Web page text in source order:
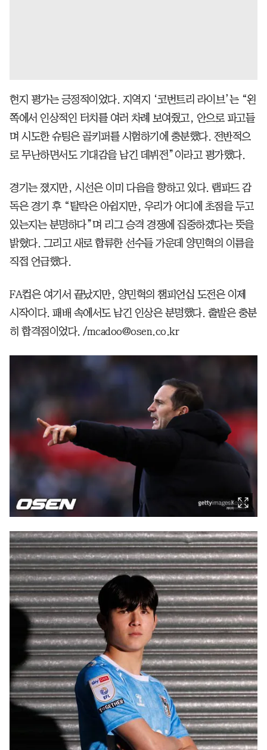
현지 평가는 긍정적이었다. 지역지 ‘코번트리 라이브’는 “왼
쪽에서 인상적인 터치를 여러 차례 보여줬고, 안으로 파고들
며 시도한 슈팅은 골키퍼를 시험하기에 충분했다. 전반적으
로 무난하면서도 기대감을 남긴 데뷔전”이라고 평가했다.
경기는 졌지만, 시선은 이미 다음을 향하고 있다. 램파드 감
독은 경기 후 “탈락은 아쉽지만, 우리가 어디에 초점을 두고
있는지는 분명하다”며 리그 승격 경쟁에 집중하겠다는 뜻을
밝혔다. 그리고 새로 합류한 선수들 가운데 양민혁의 이름을
직접 언급했다.
FA컵은 여기서 끝났지만, 양민혁의 챔피언십 도전은 이제
시작이다. 패배 속에서도 남긴 인상은 분명했다. 출발은 충분
히 합격점이었다. /mcadoo@osen.co.kr